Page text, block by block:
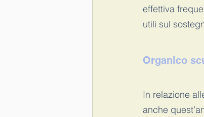
effettiva
utili sul
Organico
In relazione
anche